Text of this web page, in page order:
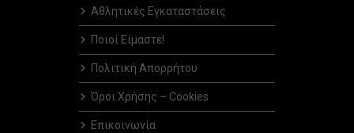
Αθλητικές Εγκαταστάσεις
Ποιοί Είμαστε!
Πολιτική Απορρήτου
Όροι Χρήσης – Cookies
Επικοινωνία